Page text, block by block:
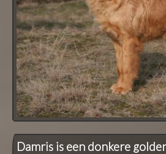
Damris is een donkere